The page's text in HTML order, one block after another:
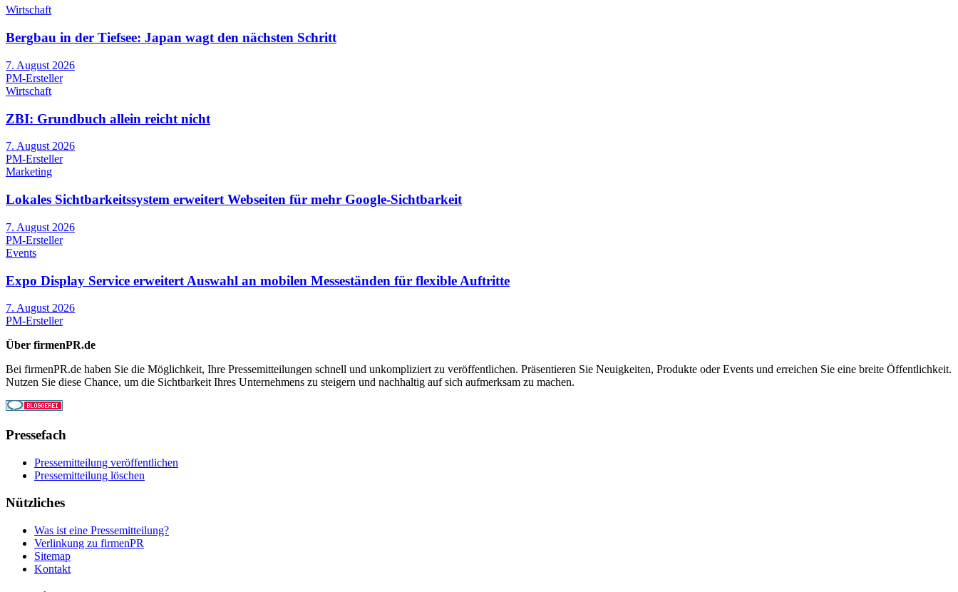
Wirtschaft
Bergbau in der Tiefsee: Japan wagt den nächsten Schritt
7. August 2026
PM-Ersteller
Wirtschaft
ZBI: Grundbuch allein reicht nicht
7. August 2026
PM-Ersteller
Marketing
Lokales Sichtbarkeitssystem erweitert Webseiten für mehr Google-Sichtbarkeit
7. August 2026
PM-Ersteller
Events
Expo Display Service erweitert Auswahl an mobilen Messeständen für flexible Auftritte
7. August 2026
PM-Ersteller
Über firmenPR.de
Bei firmenPR.de haben Sie die Möglichkeit, Ihre Pressemitteilungen schnell und unkompliziert zu veröffentlichen. Präsentieren Sie Neuigkeiten, Produkte oder Events und erreichen Sie eine breite Öffentlichkeit.
Nutzen Sie diese Chance, um die Sichtbarkeit Ihres Unternehmens zu steigern und nachhaltig auf sich aufmerksam zu machen.
Pressefach
Pressemitteilung veröffentlichen
Pressemitteilung löschen
Nützliches
Was ist eine Pressemitteilung?
Verlinkung zu firmenPR
Sitemap
Kontakt